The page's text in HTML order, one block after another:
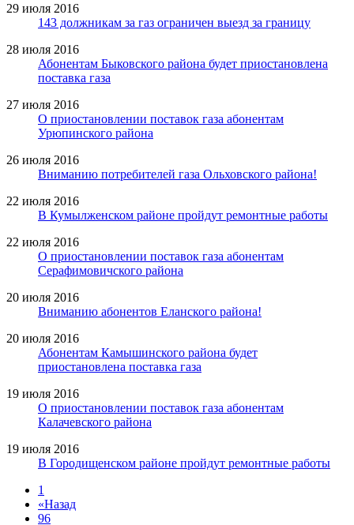
29 июля 2016
143 должникам за газ ограничен выезд за границу
28 июля 2016
Абонентам Быковского района будет приостановлена
поставка газа
27 июля 2016
О приостановлении поставок газа абонентам
Урюпинского района
26 июля 2016
Вниманию потребителей газа Ольховского района!
22 июля 2016
В Кумылженском районе пройдут ремонтные работы
22 июля 2016
О приостановлении поставок газа абонентам
Серафимовичского района
20 июля 2016
Вниманию абонентов Еланского района!
20 июля 2016
Абонентам Камышинского района будет
приостановлена поставка газа
19 июля 2016
О приостановлении поставок газа абонентам
Калачевского района
19 июля 2016
В Городищенском районе пройдут ремонтные работы
1
«Назад
96